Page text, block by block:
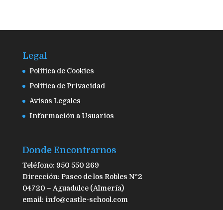
Legal
Política de Cookies
Política de Privacidad
Avisos Legales
Información a Usuarios
Donde Encontrarnos
Teléfono: 950 550 269
Dirección: Paseo de los Robles Nº2
04720 – Aguadulce (Almería)
email: info@castle-school.com